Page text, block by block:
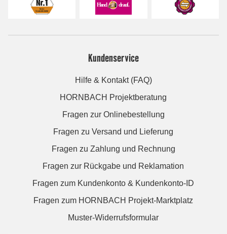
Kundenservice
Hilfe & Kontakt (FAQ)
HORNBACH Projektberatung
Fragen zur Onlinebestellung
Fragen zu Versand und Lieferung
Fragen zu Zahlung und Rechnung
Fragen zur Rückgabe und Reklamation
Fragen zum Kundenkonto & Kundenkonto-ID
Fragen zum HORNBACH Projekt-Marktplatz
Muster-Widerrufsformular